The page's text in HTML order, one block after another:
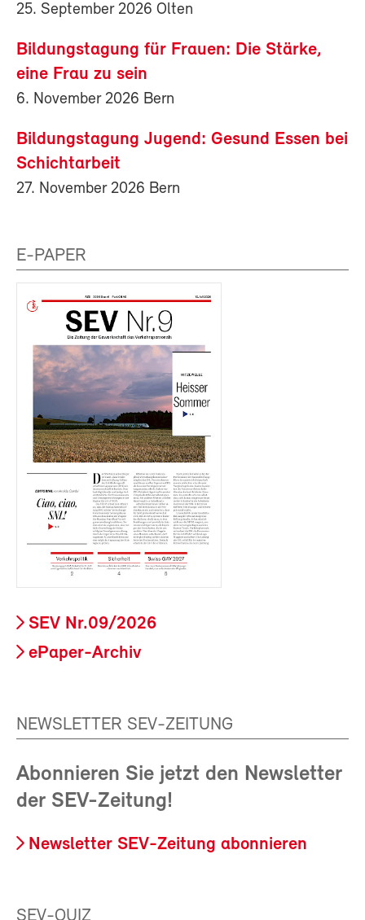
25. September 2026 Olten
Bildungstagung für Frauen: Die Stärke,
eine Frau zu sein
6. November 2026 Bern
Bildungstagung Jugend: Gesund Essen bei
Schichtarbeit
27. November 2026 Bern
E-PAPER
SEV Nr.09/2026
ePaper-Archiv
NEWSLETTER SEV-ZEITUNG
Abonnieren Sie jetzt den Newsletter
der SEV-Zeitung!
Newsletter SEV-Zeitung abonnieren